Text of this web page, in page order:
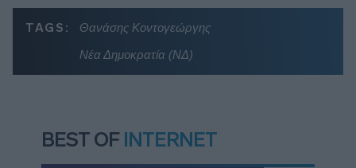
TAGS:
Θανάσης Κοντογεώργης
Νέα Δημοκρατία (ΝΔ)
BEST OF INTERNET